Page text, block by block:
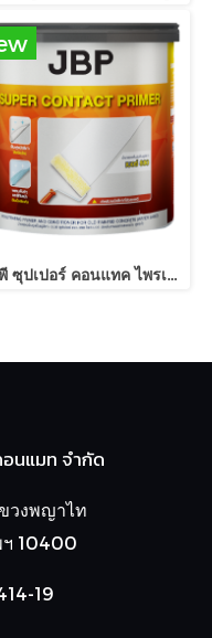
เจบีพี ซุปเปอร์ คอนแทค ไพรเมอร์ น้ำยารองพื้นปูนฟื้นฟูสีเก่า เบอร์ 800
นแมท จำกัด
วงพญาไท
ฯ 10400
-19